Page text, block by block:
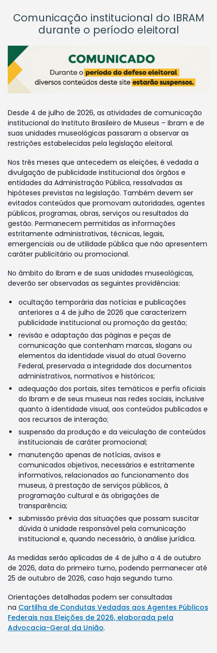
Comunicação institucional do IBRAM
durante o período eleitoral
Desde 4 de julho de 2026, as atividades de comunicação
institucional do Instituto Brasileiro de Museus – Ibram e de
suas unidades museológicas passaram a observar as
restrições estabelecidas pela legislação eleitoral.
Nos três meses que antecedem as eleições, é vedada a
divulgação de publicidade institucional dos órgãos e
entidades da Administração Pública, ressalvadas as
hipóteses previstas na legislação. Também devem ser
evitados conteúdos que promovam autoridades, agentes
públicos, programas, obras, serviços ou resultados da
gestão. Permanecem permitidas as informações
estritamente administrativas, técnicas, legais,
emergenciais ou de utilidade pública que não apresentem
caráter publicitário ou promocional.
No âmbito do Ibram e de suas unidades museológicas,
deverão ser observadas as seguintes providências:
ocultação temporária das notícias e publicações
anteriores a 4 de julho de 2026 que caracterizem
publicidade institucional ou promoção da gestão;
revisão e adaptação das páginas e peças de
comunicação que contenham marcas, slogans ou
elementos da identidade visual do atual Governo
Federal, preservada a integridade dos documentos
administrativos, normativos e históricos;
adequação dos portais, sites temáticos e perfis oficiais
do Ibram e de seus museus nas redes sociais, inclusive
quanto à identidade visual, aos conteúdos publicados e
aos recursos de interação;
suspensão da produção e da veiculação de conteúdos
institucionais de caráter promocional;
manutenção apenas de notícias, avisos e
comunicados objetivos, necessários e estritamente
informativos, relacionados ao funcionamento dos
museus, à prestação de serviços públicos, à
programação cultural e às obrigações de
transparência;
submissão prévia das situações que possam suscitar
dúvida à unidade responsável pela comunicação
institucional e, quando necessário, à análise jurídica.
As medidas serão aplicadas de 4 de julho a 4 de outubro
de 2026, data do primeiro turno, podendo permanecer até
25 de outubro de 2026, caso haja segundo turno.
Orientações detalhadas podem ser consultadas
na Cartilha de Condutas Vedadas aos Agentes Públicos
Federais nas Eleições de 2026, elaborada pela
Advocacia-Geral da União.